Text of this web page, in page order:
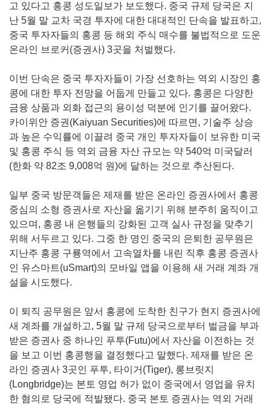
고 있다고 홍콩 성도일보가 보도했다. 중국 규제 당국은 지
난 5월 말 교차 국경 투자에 대한 대대적인 단속을 발표하고,
중국 투자자들의 홍콩 등 해외 주식 매수를 불법적으로 도운
온라인 브로커(증권사) 3곳을 처벌했다.
이번 단속은 중국 투자자들이 가장 선호하는 역외 시장인 홍
콩에 대한 투자 전망을 어둡게 만들고 있다. 홍콩은 다양한
금융 상품과 외화 접근의 용이성 덕분에 인기를 끌어왔다.
카이위안 증권(Kaiyuan Securities)에 따르면, 기술주 상승
과 높은 수익률에 이끌려 중국 개인 투자자들이 보유한 미국
및 홍콩 주식 등 역외 금융 자산 규모는 약 540억 미국달러
(한화 약 82조 9,008억 원)에 달하는 것으로 추산된다.
일부 중국 방문객들은 제재를 받은 온라인 증권사에서 홍콩
중심의 소형 증권사로 자산을 옮기기 위해 분주히 움직이고
있으며, 홍콩 내 은행들의 강화된 고객 실사 규정을 맞추기
위해 서두르고 있다. 그중 한 명인 중국의 은퇴한 공무원은
지난주 홍콩 구룡역에서 고속열차를 내린 직후 홍콩 증권사
인 유스마트(uSmart)의 모바일 앱을 이용해 새 거래 계좌 개
설을 시도했다.
이 퇴직 공무원은 앞서 홍콩에 도착한 친구가 현지 증권사에
새 계좌를 개설하고, 5월 말 규제 당국으로부터 벌금을 부과
받은 증권사 중 하나인 푸투(Futu)에서 자산을 이전하는 것
을 보고 이번 홍콩행을 결정했다고 말했다. 제재를 받은 온
라인 증권사 3곳인 푸투, 타이거(Tiger), 롱브릿지
(Longbridge)는 본토 영업 허가 없이 중국에서 영업을 유치
한 혐의로 당국에 적발됐다. 중국 본토 증권사는 역외 거래